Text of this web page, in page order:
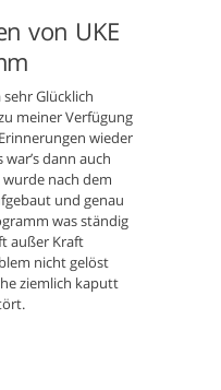
von UKE
Glücklich
meiner Verfügung
wieder
dann auch
wurde nach dem
und genau
was ständig
außer Kraft
nicht gelöst
ziemlich kaputt